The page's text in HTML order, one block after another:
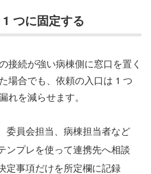
つに固定する
接続が強い病棟側に窓口を置く
場合でも、依頼の入口は 1 つ
れを減らせます。
委員会担当、病棟担当者など
ンプレを使って連携先へ相談
定事項だけを所定欄に記録